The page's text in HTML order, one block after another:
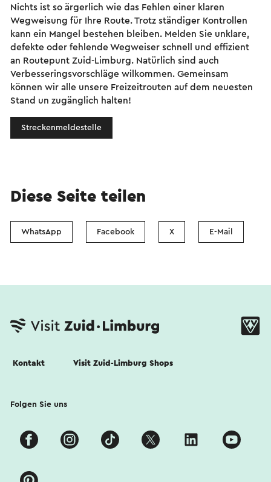
Nichts ist so ärgerlich wie das Fehlen einer klaren
Wegweisung für Ihre Route. Trotz ständiger Kontrollen
kann ein Mangel bestehen bleiben. Melden Sie unklare,
defekte oder fehlende Wegweiser schnell und effizient
an Routepunt Zuid-Limburg. Natürlich sind auch
Verbesseringsvorschläge wilkommen. Gemeinsam
können wir alle unsere Freizeitrouten auf dem neuesten
Stand un zugänglich halten!
Streckenmeldestelle
Diese Seite teilen
WhatsApp Facebook X E-Mail
Kontakt Visit Zuid-Limburg Shops
Folgen Sie uns